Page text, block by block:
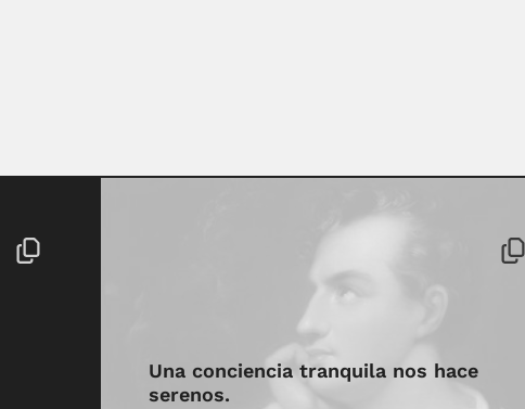
Una conciencia tranquila nos hace
serenos.